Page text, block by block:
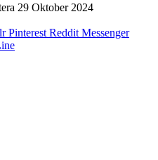
29 Oktober 2024
Pinterest Reddit Messenger